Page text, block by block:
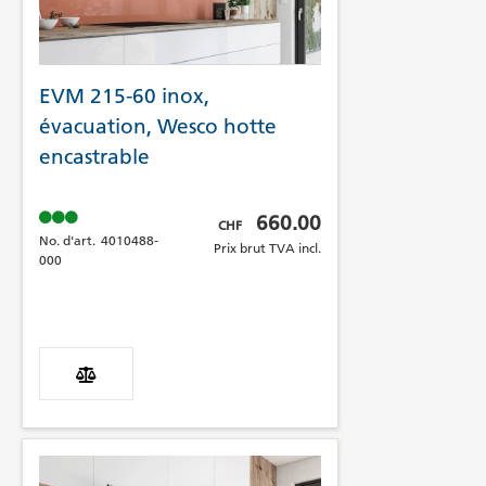
EVM 215-60 inox,
évacuation, Wesco hotte
encastrable
Prix brut TVA incl.
CHF 660.00
Prix brut TVA incl.
No. d'art. 4010488-
000